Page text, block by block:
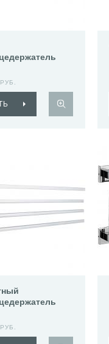
РУБ.
РУБ.